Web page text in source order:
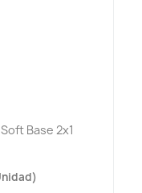
Base 2x1